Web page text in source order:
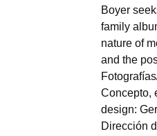
Boyer
family
nature of
and the
Concepto,
design:
Dirección